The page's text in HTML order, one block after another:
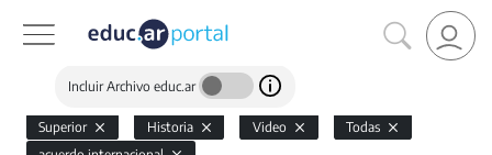
Incluir Archivo educ.ar
Superior Historia Video
Todas